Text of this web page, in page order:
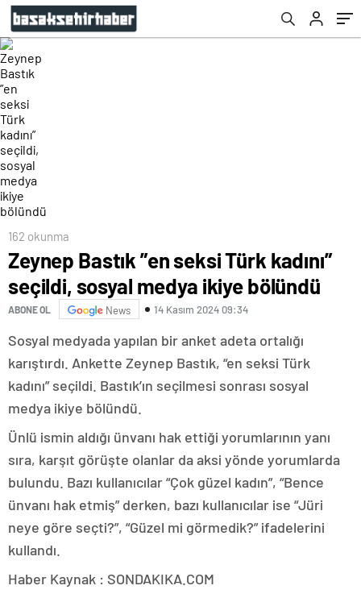
162 okunma
Zeynep Bastık ”en seksi Türk kadını”
seçildi, sosyal medya ikiye bölündü
ABONE OL News 14 Kasım 2024 09:34
Sosyal medyada yapılan bir anket adeta ortalığı
karıştırdı. Ankette Zeynep Bastık, “en seksi Türk
kadını” seçildi. Bastık’ın seçilmesi sonrası sosyal
medya ikiye bölündü.
Ünlü ismin aldığı ünvanı hak ettiği yorumlarının yanı
sıra, karşıt görüşte olanlar da aksi yönde yorumlarda
bulundu. Bazı kullanıcılar “Çok güzel kadın”, “Bence
ünvanı hak etmiş” derken, bazı kullanıcılar ise “Jüri
neye göre seçti?”, “Güzel mi görmedik?” ifadelerini
kullandı.
Haber Kaynak : SONDAKIKA.COM